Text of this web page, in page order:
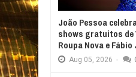
João Pessoa
shows gratuitos de
Roupa Nova e Fábio
Aug 05, 2026 -